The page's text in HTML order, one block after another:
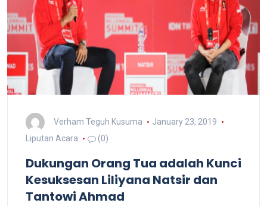
Verham Teguh Kusuma
January 23, 2019
Liputan Acara
(0)
Dukungan Orang Tua adalah Kunci
Kesuksesan Liliyana Natsir dan
Tantowi Ahmad